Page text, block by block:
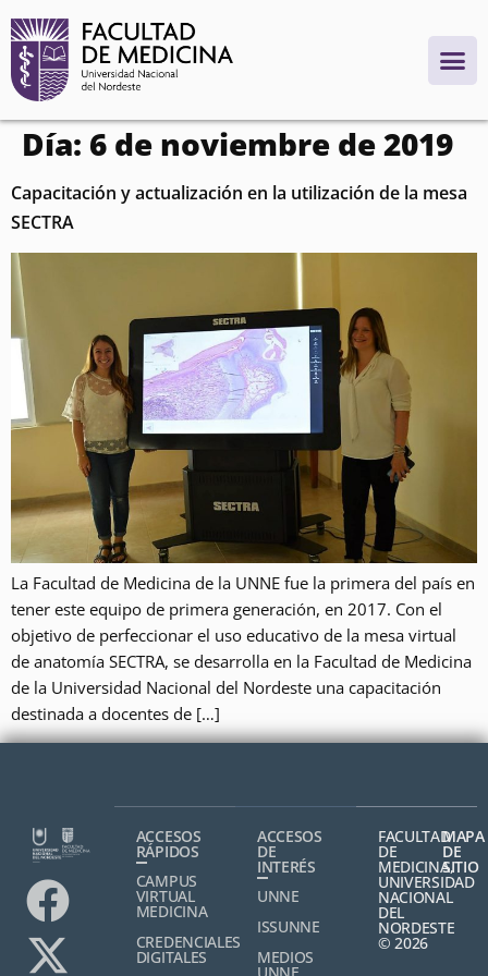
contenido
Día: 6 de noviembre de 2019
Capacitación y actualización en la utilización de la mesa
SECTRA
La Facultad de Medicina de la UNNE fue la primera del país en
tener este equipo de primera generación, en 2017. Con el
objetivo de perfeccionar el uso educativo de la mesa virtual
de anatomía SECTRA, se desarrolla en la Facultad de Medicina
de la Universidad Nacional del Nordeste una capacitación
destinada a docentes de […]
ACCESOS
RÁPIDOS
CAMPUS
VIRTUAL
MEDICINA
CREDENCIALES
DIGITALES
ACCESOS
DE
INTERÉS
UNNE
ISSUNNE
MEDIOS
FACULTAD
DE
MEDICINA,
UNIVERSIDAD
NACIONAL
DEL
NORDESTE
© 2026
MAPA
DE
SITIO